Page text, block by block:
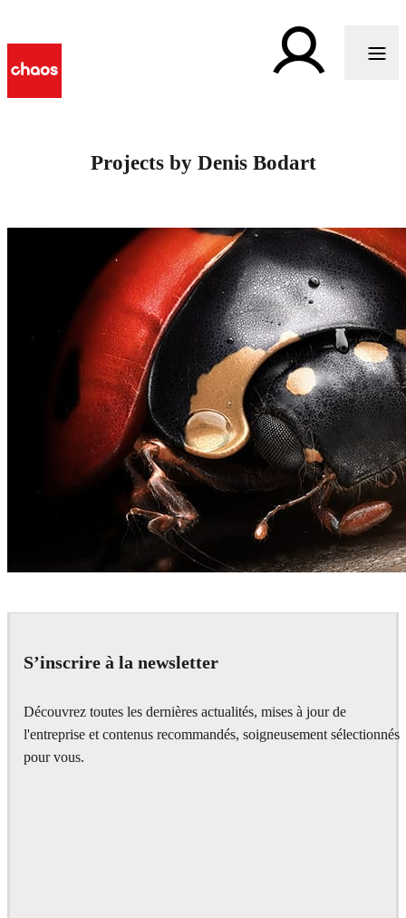
Projects by Denis Bodart
S’inscrire à la newsletter
Découvrez toutes les dernières actualités, mises à jour de
l'entreprise et contenus recommandés, soigneusement sélectionnés
pour vous.